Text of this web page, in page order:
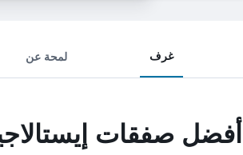
غرف لمحة عن
أفضل صفقات